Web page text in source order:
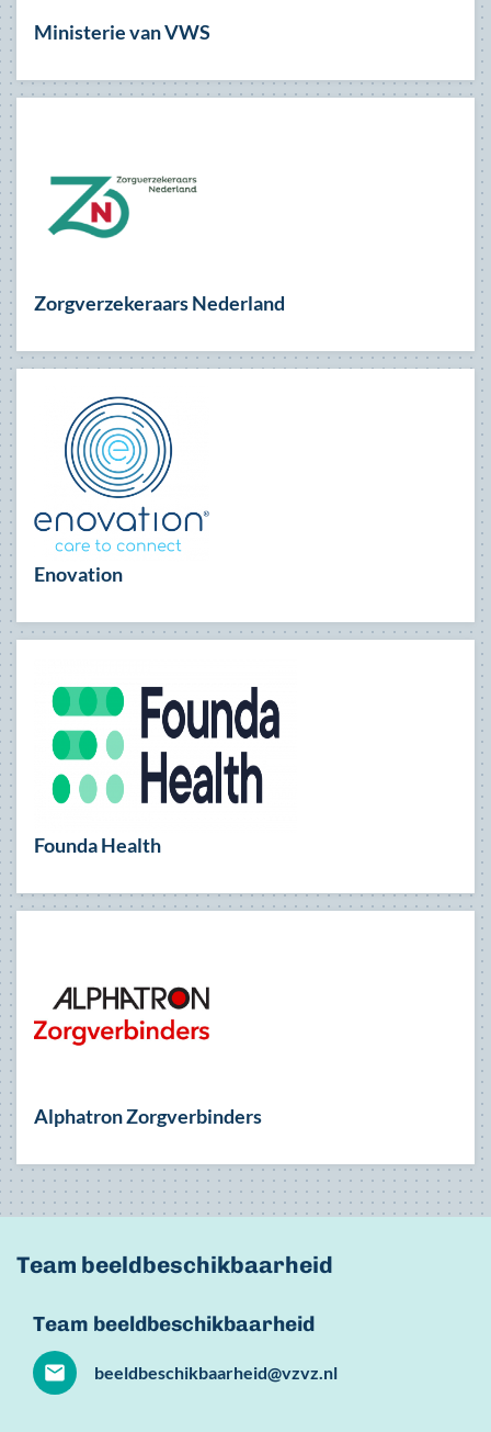
Ministerie van VWS
Zorgverzekeraars Nederland
Enovation
Founda Health
Alphatron Zorgverbinders
Team beeldbeschikbaarheid
Team beeldbeschikbaarheid
beeldbeschikbaarheid@vzvz.nl